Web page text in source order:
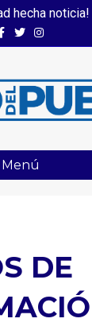
hecha noticia!
TwitterInstagram
Menú
DE